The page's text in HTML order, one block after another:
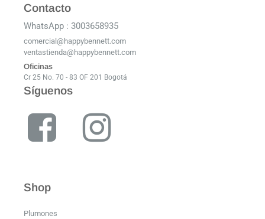
Contacto
WhatsApp : 3003658935
comercial@happybennett.com
ventastienda@happybennett.com
Oficinas
Cr 25 No. 70 - 83 OF 201 Bogotá
Síguenos
Shop
Plumones